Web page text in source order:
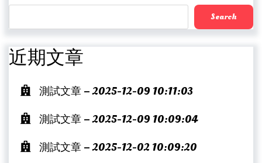
Search
近期文章
測試文章 – 2025-12-09 10:11:03
測試文章 – 2025-12-09 10:09:04
測試文章 – 2025-12-02 10:09:20